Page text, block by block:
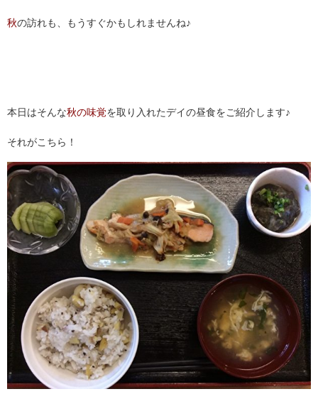
秋の訪れも、もうすぐかもしれませんね♪
本日はそんな秋の味覚を取り入れたデイの昼食をご紹介します♪
それがこちら！